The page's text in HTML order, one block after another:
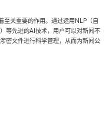
至关重要的作用。通过运用NLP（自
等先进的AI技术，用户可以对新闻不
密文件进行科学管理，从而为新闻公